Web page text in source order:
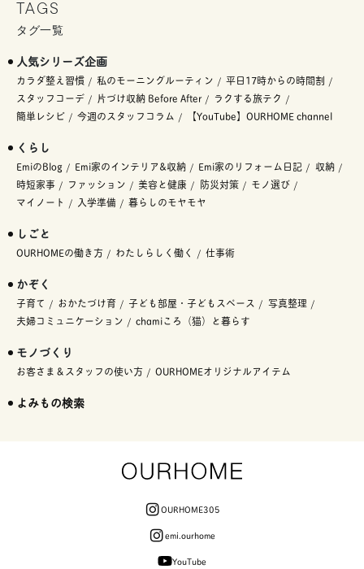
TAGS
タグ一覧
人気シリーズ企画
カラダ整え習慣 私のモーニングルーティン
平日17時からの時間割
スタッフコーデ
片づけ収納 Before After
ラクする旅テク
簡単レシピ
今週のスタッフコラム 【YouTube】OURHOME channel
くらし
EmiのBlog Emi家のインテリア&収納 Emi家のリフォーム日記
収納
時短家事
ファッション 美容と健康 防災対策
モノ選び
マイノート
入学準備 暮らしのモヤモヤ
しごと
OURHOMEの働き方 わたしらしく働く 仕事術
かぞく
子育て おかたづけ育 子ども部屋・子どもスペース
写真整理
夫婦コミュニケーション
chamiころ（猫）と暮らす
モノづくり
お客さま＆スタッフの使い方 OURHOMEオリジナルアイテム
よみもの検索
OURHOME305
emi.ourhome
YouTube